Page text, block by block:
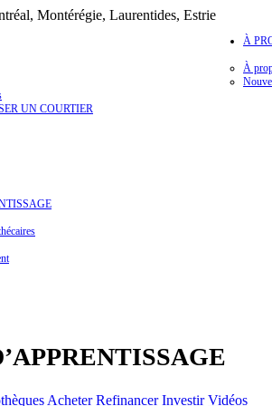
Montérégie, Laurentides, Estrie
À
À
UN COURTIER
Acheter Refinancer Investir Vidéos